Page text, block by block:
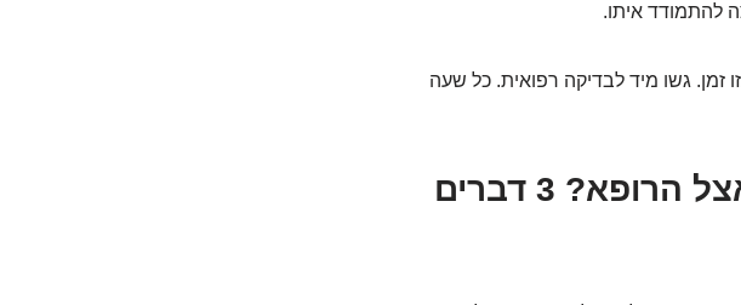
להתמודד איתו.
גשו מיד לבדיקה רפואית. כל שעה
5. דרכי פעולה: מה קורה בביקור אצל הרופא? 3 דברים